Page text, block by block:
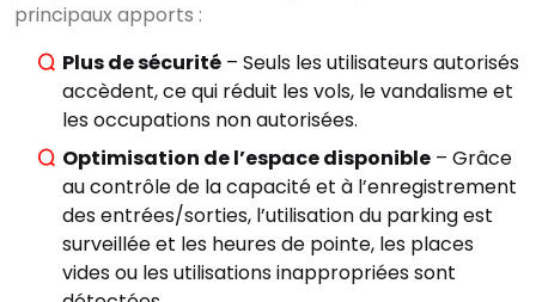
×
Rechercher
principaux apports :
Plus de sécurité – Seuls les utilisateurs autorisés
accèdent, ce qui réduit les vols, le vandalisme et
les occupations non autorisées.
Optimisation de l’espace disponible – Grâce
au contrôle de la capacité et à l’enregistrement
des entrées/sorties, l’utilisation du parking est
surveillée et les heures de pointe, les places
vides ou les utilisations inappropriées sont